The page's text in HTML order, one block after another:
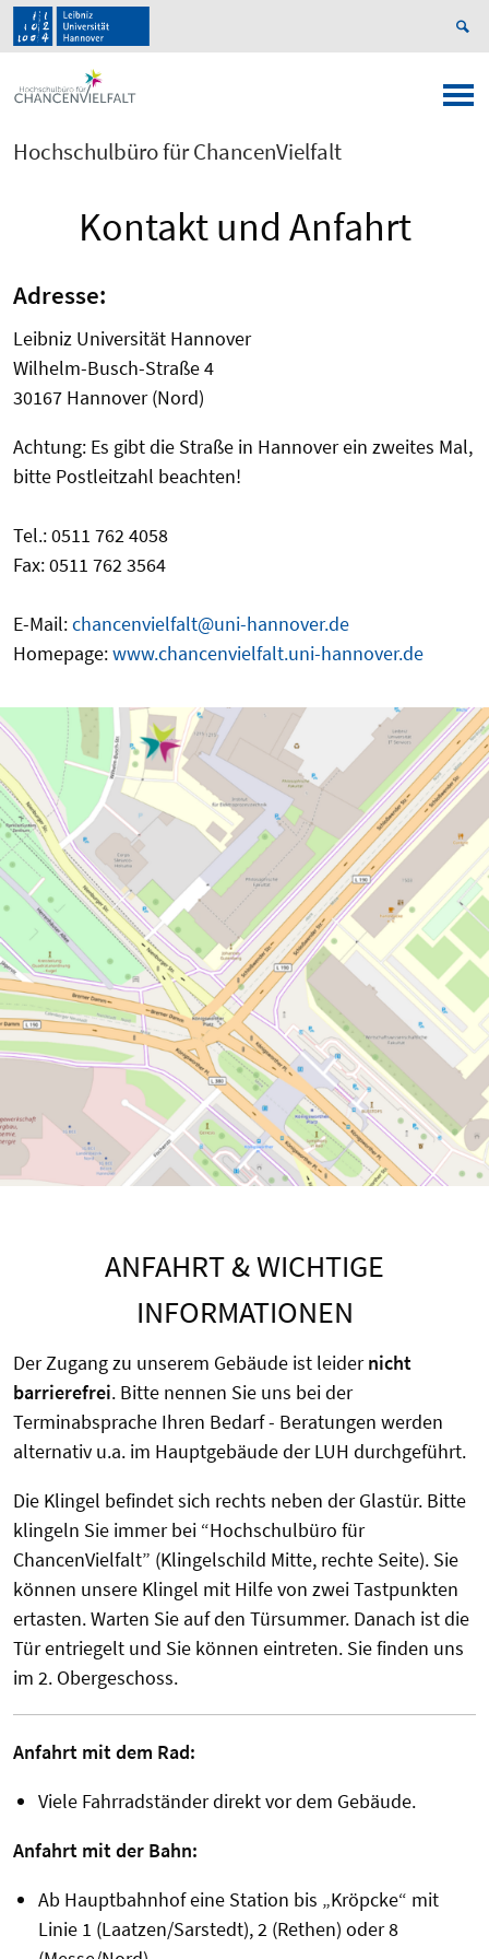
Hochschulbüro für ChancenVielfalt
Kontakt und Anfahrt
Adresse:
Leibniz Universität Hannover
Wilhelm-Busch-Straße 4
30167 Hannover (Nord)
Achtung: Es gibt die Straße in Hannover ein zweites Mal,
bitte Postleitzahl beachten!
Tel.: 0511 762 4058
Fax: 0511 762 3564
E-Mail:chancenvielfalt@uni-hannover.de
Homepage:www.chancenvielfalt.uni-hannover.de
ANFAHRT & WICHTIGE
INFORMATIONEN
Der Zugang zu unserem Gebäude ist leidernicht
barrierefrei. Bitte nennen Sie uns bei der
Terminabsprache Ihren Bedarf - Beratungen werden
alternativ u.a. im Hauptgebäude der LUH durchgeführt.
Die Klingel befindet sich rechts neben der Glastür. Bitte
klingeln Sie immer bei “Hochschulbüro für
ChancenVielfalt” (Klingelschild Mitte, rechte Seite). Sie
können unsere Klingel mit Hilfe von zwei Tastpunkten
ertasten. Warten Sie auf den Türsummer. Danach ist die
Tür entriegelt und Sie können eintreten. Sie finden uns
im 2. Obergeschoss.
Anfahrt mit dem Rad:
Viele Fahrradständer direkt vor dem Gebäude.
Anfahrt mit der Bahn:
Ab Hauptbahnhof eine Station bis „Kröpcke“ mit
Linie 1 (Laatzen/Sarstedt), 2 (Rethen) oder 8